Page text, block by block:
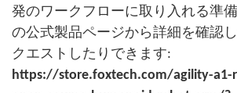
発のワークフローに取り入れる準
の公式製品ページから詳細を確認
クエストしたりできます:
https://store.foxtech.com/agility-a1-